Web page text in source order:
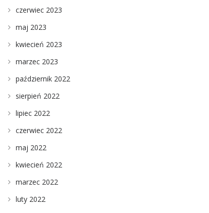
czerwiec 2023
maj 2023
kwiecień 2023
marzec 2023
październik 2022
sierpień 2022
lipiec 2022
czerwiec 2022
maj 2022
kwiecień 2022
marzec 2022
luty 2022